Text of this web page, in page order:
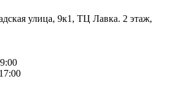
улица, 9к1, ТЦ Лавка. 2 этаж,